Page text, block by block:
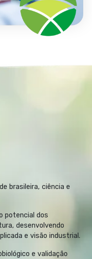
brasileira, ciência e
potencial dos
desenvolvendo
e visão industrial.​
e validação